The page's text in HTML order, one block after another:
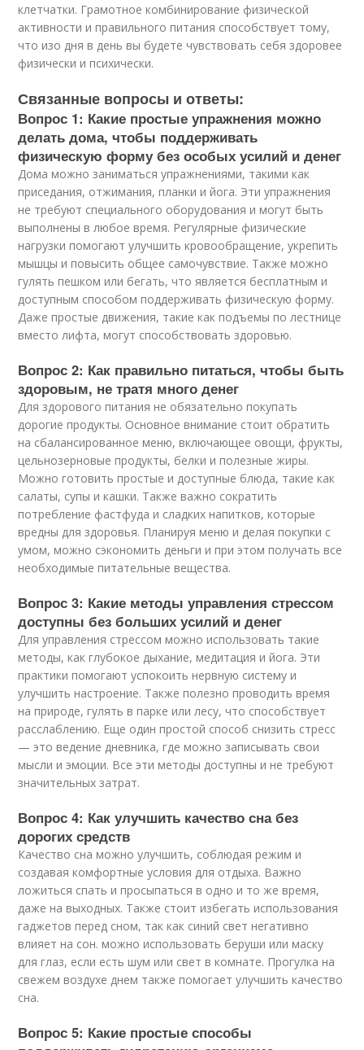
клетчатки. Грамотное комбинирование физической
активности и правильного питания способствует тому,
что изо дня в день вы будете чувствовать себя здоровее
физически и психически.
Связанные вопросы и ответы:
Вопрос 1: Какие простые упражнения можно
делать дома, чтобы поддерживать
физическую форму без особых усилий и денег
Дома можно заниматься упражнениями, такими как
приседания, отжимания, планки и йога. Эти упражнения
не требуют специального оборудования и могут быть
выполнены в любое время. Регулярные физические
нагрузки помогают улучшить кровообращение, укрепить
мышцы и повысить общее самочувствие. Также можно
гулять пешком или бегать, что является бесплатным и
доступным способом поддерживать физическую форму.
Даже простые движения, такие как подъемы по лестнице
вместо лифта, могут способствовать здоровью.
Вопрос 2: Как правильно питаться, чтобы быть
здоровым, не тратя много денег
Для здорового питания не обязательно покупать
дорогие продукты. Основное внимание стоит обратить
на сбалансированное меню, включающее овощи, фрукты,
цельнозерновые продукты, белки и полезные жиры.
Можно готовить простые и доступные блюда, такие как
салаты, супы и кашки. Также важно сократить
потребление фастфуда и сладких напитков, которые
вредны для здоровья. Планируя меню и делая покупки с
умом, можно сэкономить деньги и при этом получать все
необходимые питательные вещества.
Вопрос 3: Какие методы управления стрессом
доступны без больших усилий и денег
Для управления стрессом можно использовать такие
методы, как глубокое дыхание, медитация и йога. Эти
практики помогают успокоить нервную систему и
улучшить настроение. Также полезно проводить время
на природе, гулять в парке или лесу, что способствует
расслаблению. Еще один простой способ снизить стресс
— это ведение дневника, где можно записывать свои
мысли и эмоции. Все эти методы доступны и не требуют
значительных затрат.
Вопрос 4: Как улучшить качество сна без
дорогих средств
Качество сна можно улучшить, соблюдая режим и
создавая комфортные условия для отдыха. Важно
ложиться спать и просыпаться в одно и то же время,
даже на выходных. Также стоит избегать использования
гаджетов перед сном, так как синий свет негативно
влияет на сон. можно использовать беруши или маску
для глаз, если есть шум или свет в комнате. Прогулка на
свежем воздухе днем также помогает улучшить качество
сна.
Вопрос 5: Какие простые способы